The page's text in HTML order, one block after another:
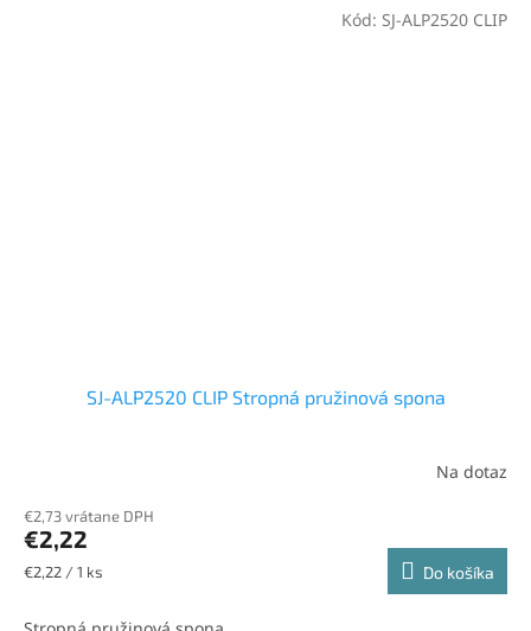
SJ-ALP2520 CLIP Stropná pružinová spona
Na dotaz
€2,73 vrátane DPH
€2,22
Jednotková
€2,22 / 1 ks Do košíka
Kód: SJ-ALP2520 CLIP